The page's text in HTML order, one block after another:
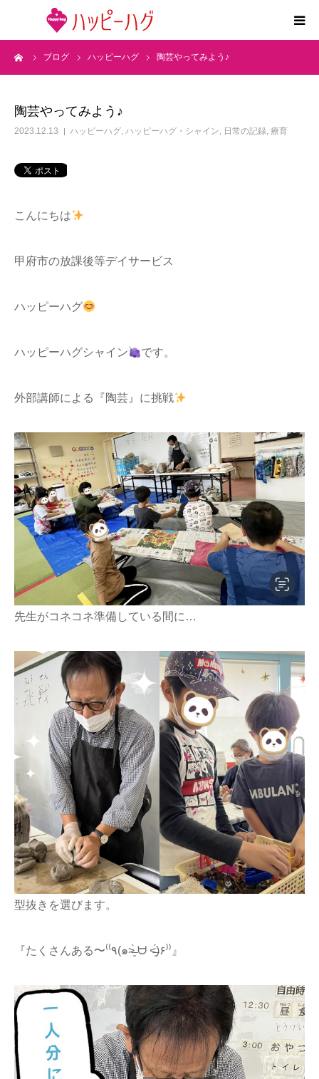
ブログ ハッピーハグ 陶芸やってみよう♪
陶芸やってみよう♪
2023.12.13 ハッピーハグ, ハッピーハグ・シャイン, 日常の記録, 療育
こんにちは
甲府市の放課後等デイサービス
ハッピーハグ
ハッピーハグシャイン です。
外部講師による『陶芸』に挑戦
先生がコネコネ準備している間に…
型抜きを選びます。
『たくさんある〜⁽⁽٩(๑˃̶͈̀ ᗨ ˂̶͈́)۶⁾⁾』
2つの特徴
求人情報
運営会社